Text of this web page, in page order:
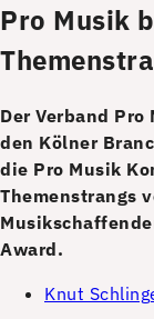
Pro Musik
Der Verband
den Kölner
die Pro Musik
Themenstrangs
Award.
Knut